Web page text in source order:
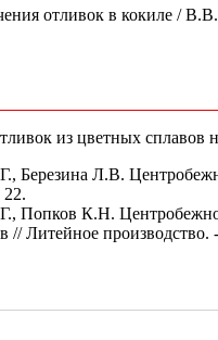
отливок в кокиле /
из цветных
Березина Л.В.
Попков К.Н.
// Литейное